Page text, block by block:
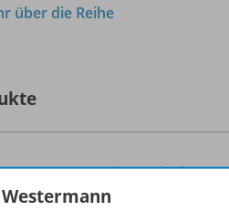
über die Reihe
BIO LOGISCH Themenheft:
Heimisches Obst